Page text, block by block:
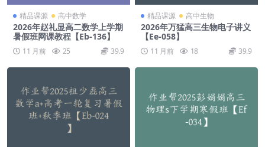
精品课源 高中数学
2026年赵礼显高二数学上学期
暑假班网课教程【Eb-136】
11 月前 25 39.9
精品课源 高中生物
2026年万猛高三生物电子讲义
【Ee-058】
11 月前 18 39.9